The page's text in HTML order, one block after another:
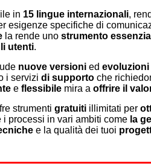
in 15 lingue internazionali,
esigenze specifiche di
la rende uno strumento
utenti.
nuove versioni ed evoluzioni
i servizi di supporto che
e flessibile mira a offrire il
strumenti gratuiti illimitati per
i processi in vari ambiti come la
e la qualità dei tuoi